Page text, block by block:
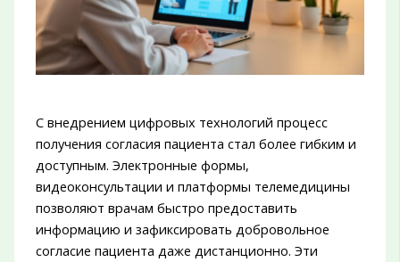
С внедрением цифровых технологий процесс
получения согласия пациента стал более гибким и
доступным. Электронные формы,
видеоконсультации и платформы телемедицины
позволяют врачам быстро предоставить
информацию и зафиксировать добровольное
согласие пациента даже дистанционно. Эти